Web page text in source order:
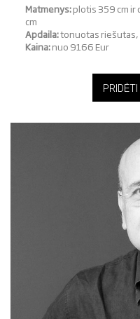
Matmenys:plotis 359 cm ir
cm
Apdaila:tonuotas riešutas,
Kaina:nuo 9166 Eur